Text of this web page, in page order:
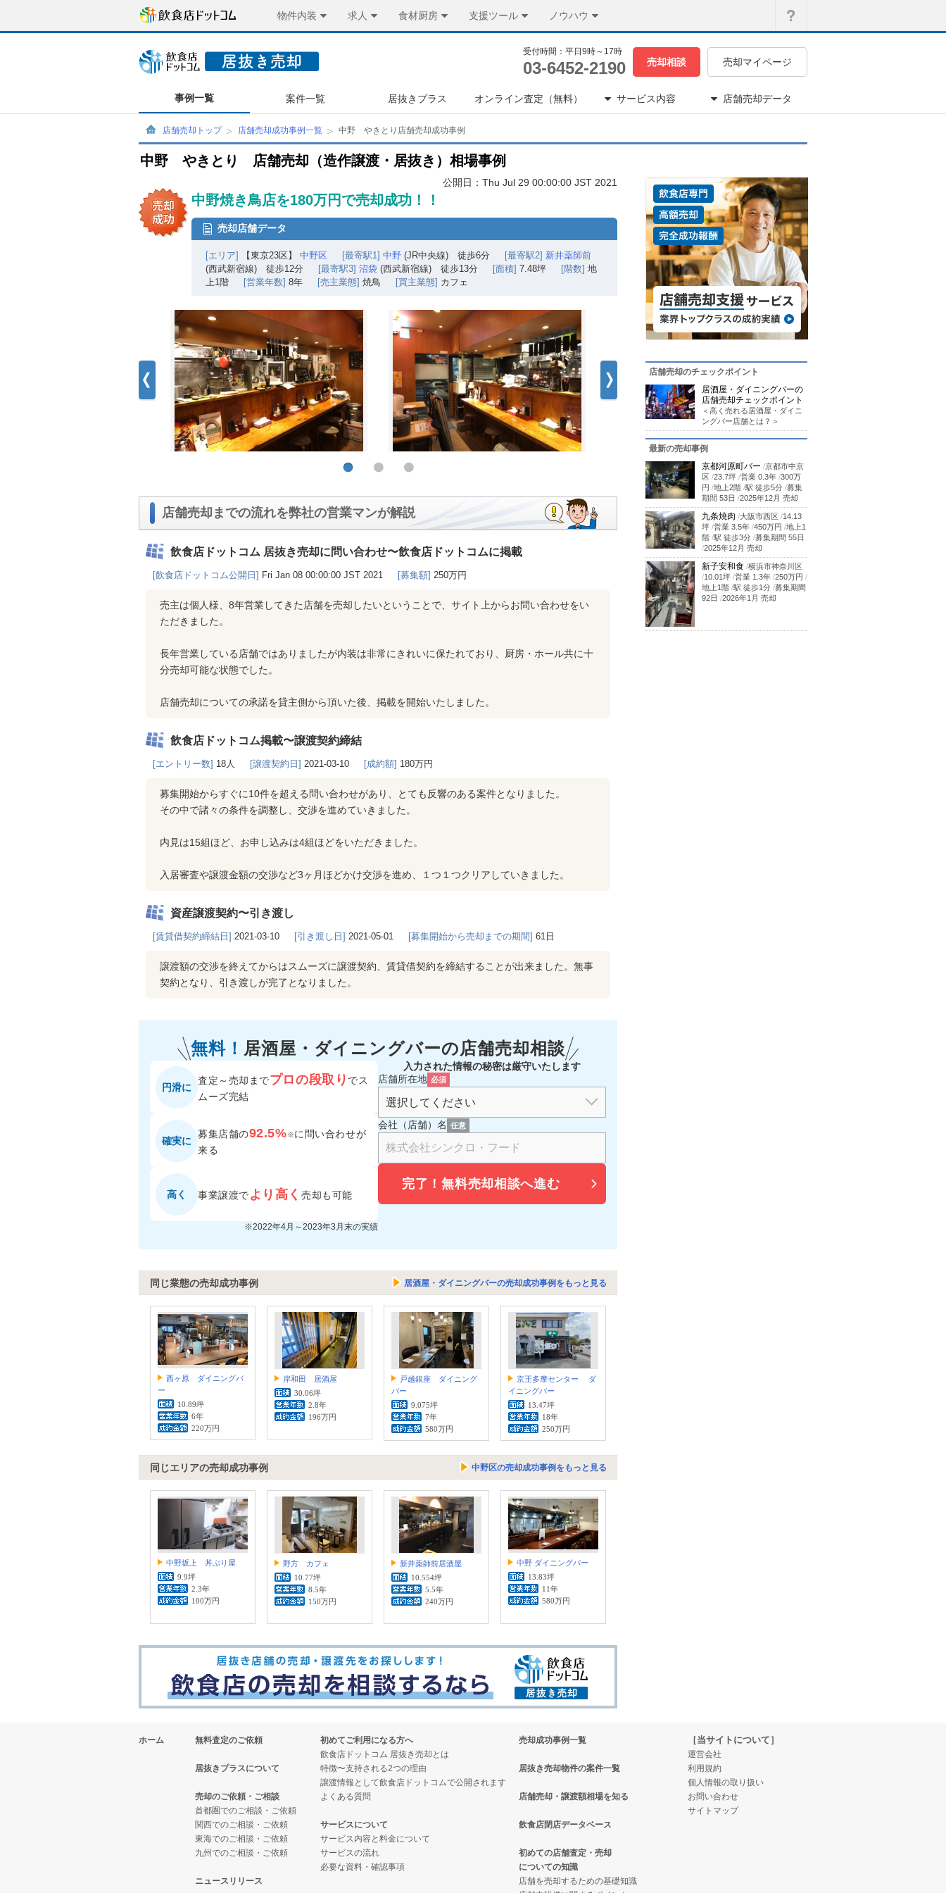
物件内装 求人 食材厨房 支援ツール ノウハウ
受付時間：平日9時～17時
03-6452-2190 売却相談 売却マイページ
事例一覧 案件一覧 居抜きプラス オンライン査定（無料） サービス内容 店舗売却データ
店舗売却トップ 店舗売却成功事例一覧 中野 やきとり店舗売却成功事例
中野 やきとり 店舗売却（造作譲渡・居抜き）相場事例
公開日：Thu Jul 29 00:00:00 JST 2021
中野焼き鳥店を180万円で売却成功！！
売却店舗データ
[エリア] 【東京23区】 中野区 [最寄駅1] 中野 (JR中央線) 徒歩6分 [最寄駅2] 新井薬師前
(西武新宿線) 徒歩12分
[最寄駅3] 沼袋 (西武新宿線) 徒歩13分 [面積] 7.48坪 [階数] 地
上1階
[営業年数] 8年 [売主業態] 焼鳥 [買主業態] カフェ
店舗売却までの流れを弊社の営業マンが解説
飲食店ドットコム 居抜き売却に問い合わせ〜飲食店ドットコムに掲載
[飲食店ドットコム公開日] Fri Jan 08 00:00:00 JST 2021 [募集額] 250万円
売主は個人様、8年営業してきた店舗を売却したいということで、サイト上からお問い合わせをい
ただきました。
長年営業している店舗ではありましたが内装は非常にきれいに保たれており、厨房・ホール共に十
分売却可能な状態でした。
店舗売却についての承諾を貸主側から頂いた後、掲載を開始いたしました。
飲食店ドットコム掲載〜譲渡契約締結
[エントリー数] 18人 [譲渡契約日] 2021-03-10 [成約額] 180万円
募集開始からすぐに10件を超える問い合わせがあり、とても反響のある案件となりました。
その中で諸々の条件を調整し、交渉を進めていきました。
内見は15組ほど、お申し込みは4組ほどをいただきました。
入居審査や譲渡金額の交渉など3ヶ月ほどかけ交渉を進め、１つ１つクリアしていきました。
資産譲渡契約〜引き渡し
[賃貸借契約締結日] 2021-03-10 [引き渡し日] 2021-05-01 [募集開始から売却までの期間] 61日
譲渡額の交渉を終えてからはスムーズに譲渡契約、賃貸借契約を締結することが出来ました。無事
契約となり、引き渡しが完了となりました。
無料！ 居酒屋・ダイニングバーの店舗売却相談
円滑に
査定～売却までプロの段取り でス
ムーズ完結
確実に
募集店舗の92.5%※に 問い合わせが
来る
高く 事業譲渡でより高く売却も可能
※2022年4月～2023年3月末の実績
入力された情報の秘密は厳守いたします
店舗所在地 必須
会社（店舗）名 任意
完了！無料売却相談へ進む
同じ業態の売却成功事例 居酒屋・ダイニングバーの売却成功事例をもっと見る
西ヶ原 ダイニングバ
ー
10.89坪
6年
220万円
岸和田 居酒屋
30.06坪
2.8年
196万円
戸越銀座 ダイニング
バー
9.075坪
7年
580万円
京王多摩センター ダ
イニングバー
13.47坪
18年
250万円
同じエリアの売却成功事例 中野区の売却成功事例をもっと見る
中野坂上 丼ぶり屋
9.9坪
2.3年
100万円
野方 カフェ
10.77坪
8.5年
150万円
新井薬師前居酒屋
10.554坪
5.5年
240万円
中野 ダイニングバー
13.83坪
11年
580万円
店舗売却のチェックポイント
居酒屋・ダイニングバーの
店舗売却チェックポイント
＜高く売れる居酒屋・ダイニ
ングバー店舗とは？＞
最新の売却事例
京都河原町バー /京都市中京
区 /23.7坪 /営業 0.3年 /300万
円 /地上2階 /駅 徒歩5分 /募集
期間 53日 /2025年12月 売却
九条焼肉 /大阪市西区 /14.13
坪 /営業 3.5年 /450万円 /地上1
階 /駅 徒歩3分 /募集期間 55日
/2025年12月 売却
新子安和食 /横浜市神奈川区
/10.01坪 /営業 1.3年 /250万円 /
地上1階 /駅 徒歩1分 /募集期間
92日 /2026年1月 売却
ホーム 無料査定のご依頼
居抜きプラスについて
売却のご依頼・ご相談
首都圏でのご相談・ご依頼
関西でのご相談・ご依頼
東海でのご相談・ご依頼
九州でのご相談・ご依頼
ニュースリリース
初めてご利用になる方へ
飲食店ドットコム 居抜き売却とは
特徴〜支持される2つの理由
譲渡情報として飲食店ドットコムで公開されます
よくある質問
サービスについて
サービス内容と料金について
サービスの流れ
必要な資料・確認事項
売却成功事例一覧
居抜き売却物件の案件一覧
店舗売却・譲渡額相場を知る
飲食店閉店データベース
初めての店舗査定・売却
についての知識
店舗を売却するための基礎知識
［当サイトについて］
運営会社
利用規約
個人情報の取り扱い
お問い合わせ
サイトマップ